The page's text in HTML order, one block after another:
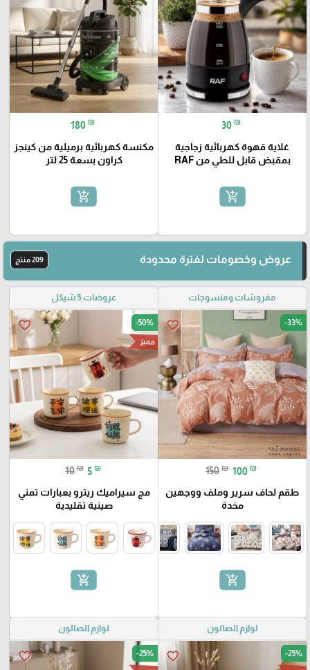
30 ₪
غلاية قهوة كهربائية زجاجية
بمقبض قابل للطي من RAF
add_shopping_cart
180 ₪
مكنسة كهربائية برميلية من كينجز
كراون بسعة 25 لتر
add_shopping_cart
عروض وخصومات لفترة محدودة 209 منتج
مفروشات ومنسوجات
favorite_border -33%
150 ₪ 100 ₪
طقم لحاف سرير وملف ووجهين
مخدة
add_shopping_cart
عروضات 5 شيكل
favorite_border -50%
مميز
10 ₪ 5 ₪
مج سيراميك ريترو بعبارات تمني
صينية تقليدية
add_shopping_cart
لوازم الصالون
favorite_border -25%
لوازم الصالون
favorite_border -25%